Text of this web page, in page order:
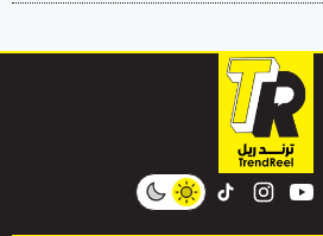
youtube
instagram
tiktok